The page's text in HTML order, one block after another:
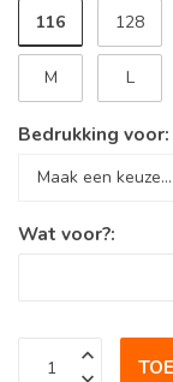
116 128
M L
Bedrukking voor:
Wat voor?: